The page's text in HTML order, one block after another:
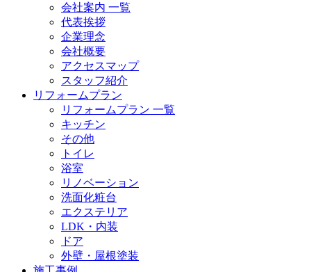
会社案内 一覧
代表挨拶
企業理念
会社概要
アクセスマップ
スタッフ紹介
リフォームプラン
リフォームプラン 一覧
キッチン
その他
トイレ
浴室
リノベーション
洗面化粧台
エクステリア
LDK・内装
ドア
外壁・屋根塗装